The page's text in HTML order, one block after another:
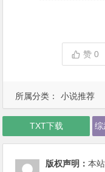
所属分类： 小说推荐
赞0
TXT下载
版权声明：本